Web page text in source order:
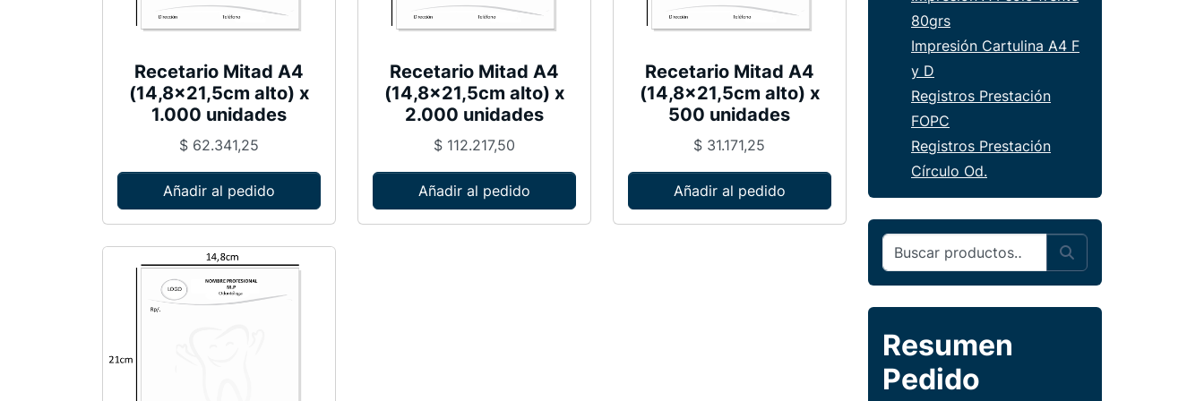
4
(
4
,
x
2
,
Recetario Mitad A4
(14,8×21,5cm alto) x
1.000 unidades
$62.341,25
Añadir al pedido
Recetario Mitad A4
(14,8×21,5cm alto) x
2.000 unidades
$112.217,50
Añadir al pedido
Recetario Mitad A4
(14,8×21,5cm alto) x
500 unidades
$ 31.171,25
Añadir al pedido
80grs
Impresión Cartulina A4 F
y D
Registros Prestación
FOPC
Registros Prestación
Círculo Od.
Buscar por:
Resumen
Pedido